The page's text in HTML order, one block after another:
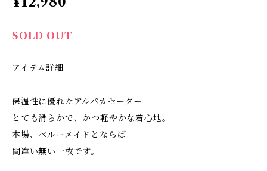
SOLD OUT
アイテム詳細
保温性に優れたアルパカセーター
とても滑らかで、かつ軽やかな着心地。
本場、ペルーメイドとならば
間違い無い一枚です。